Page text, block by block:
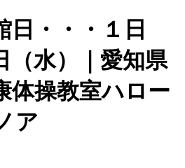
日・・・１日
（水）｜愛知県
体操教室ハロー
ア